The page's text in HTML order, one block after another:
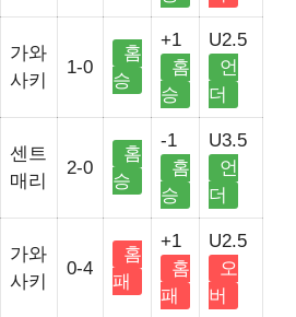
가와
사키
1-0
홈
승
+1
홈
승
U2.5
언
더
센트
매리
2-0
홈
승
-1
홈
승
U3.5
언
더
가와
사키
0-4
홈
패
+1
홈
패
U2.5
오
버